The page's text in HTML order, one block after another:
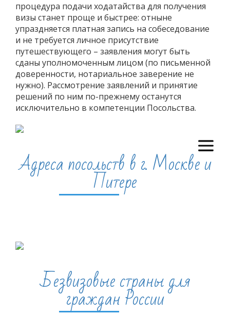
процедура подачи ходатайства для получения
визы станет проще и быстрее: отныне
упраздняется платная запись на собеседование
и не требуется личное присутствие
путешествующего – заявления могут быть
сданы уполномоченным лицом (по письменной
доверенности, нотариальное заверение не
нужно). Рассмотрение заявлений и принятие
решений по ним по-прежнему останутся
исключительно в компетенции Посольства.
Визы
Адреса посольств в г. Москве и
Питере
Безвизовые страны для
граждан России